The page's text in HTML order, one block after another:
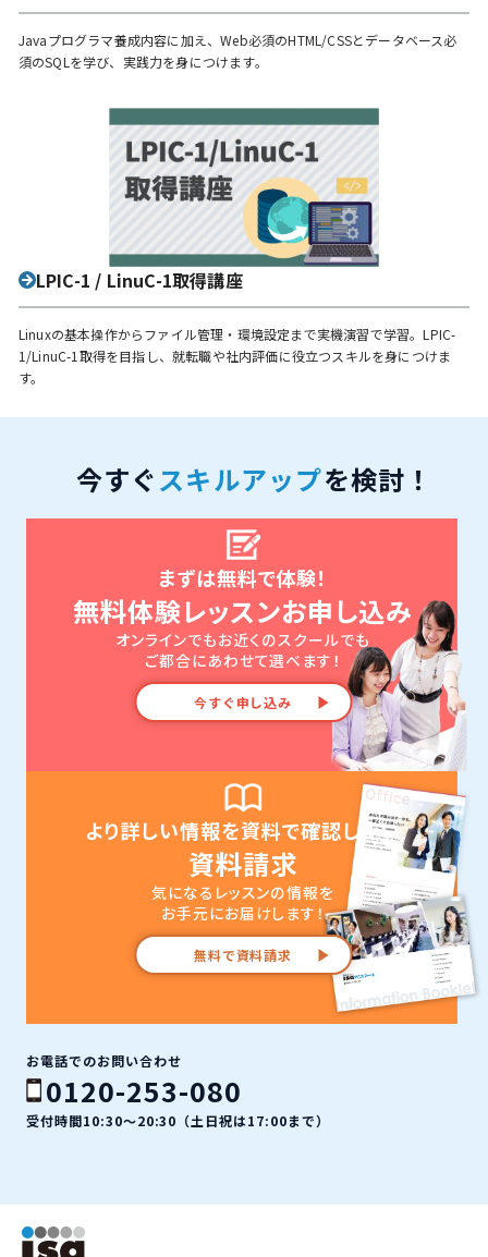
Javaプログラマ養成内容に加え、Web必須のHTML/CSSとデータベース必
須のSQLを学び、実践力を身につけます。
LPIC-1 / LinuC-1取得講座
Linuxの基本操作からファイル管理・環境設定まで実機演習で学習。LPIC-
1/LinuC-1取得を目指し、就転職や社内評価に役立つスキルを身につけま
す。
今すぐスキルアップを検討！
まずは無料で体験！
無料体験レッスンお申し込み
オンラインでもお近くのスクールでも
ご都合にあわせて選べます！
今すぐ申し込み
より詳しい情報を資料で確認したい
資料請求
気になるレッスンの情報を
お手元にお届けします！
無料で資料請求
お電話でのお問い合わせ
0120-253-080
受付時間10:30〜20:30（土日祝は17:00まで）